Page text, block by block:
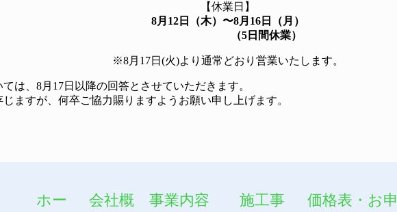
【休業日】
8月12日（木）〜8月16日（月）
（5日間休業）
※8月17日(火)より通常どおり営業いたします。
は、8月17日以降の回答とさせていただきます。
ますが、何卒ご協力賜りますようお願い申し上げます。
ホー
会社概
事業内容
施工事
価格表・お申